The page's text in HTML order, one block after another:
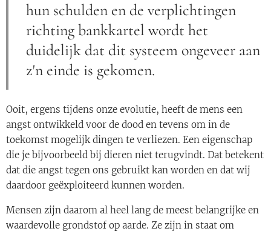
hun schulden en de verplichtingen
richting bankkartel wordt het
duidelijk dat dit systeem ongeveer aan
z'n einde is gekomen.
Ooit, ergens tijdens onze evolutie, heeft de mens een
angst ontwikkeld voor de dood en tevens om in de
toekomst mogelijk dingen te verliezen. Een eigenschap
die je bijvoorbeeld bij dieren niet terugvindt. Dat betekent
dat die angst tegen ons gebruikt kan worden en dat wij
daardoor geëxploiteerd kunnen worden.
Mensen zijn daarom al heel lang de meest belangrijke en
waardevolle grondstof op aarde. Ze zijn in staat om